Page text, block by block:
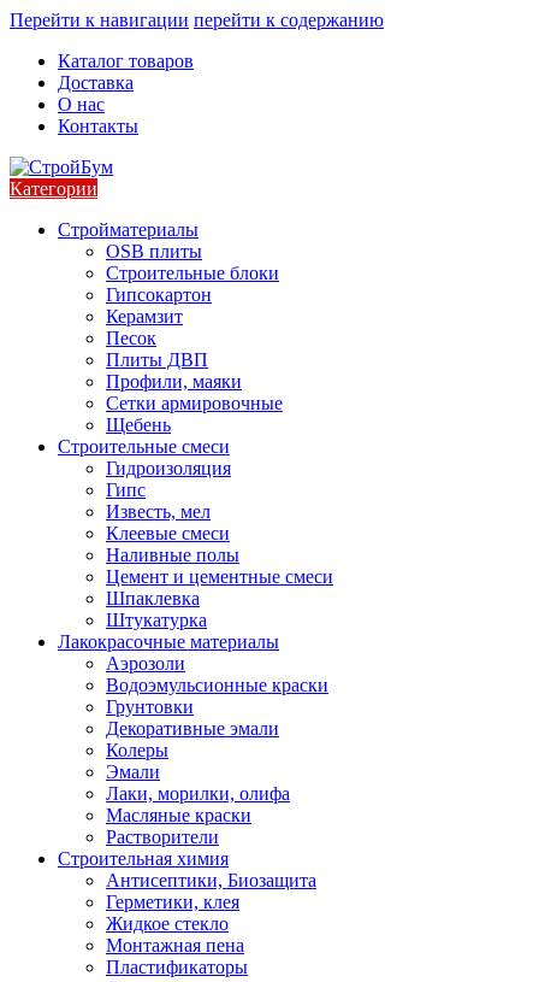
Перейти к навигации перейти к содержанию
Каталог товаров
Доставка
О нас
Контакты
Категории
Стройматериалы
OSB плиты
Строительные блоки
Гипсокартон
Керамзит
Песок
Плиты ДВП
Профили, маяки
Сетки армировочные
Щебень
Строительные смеси
Гидроизоляция
Гипс
Известь, мел
Клеевые смеси
Наливные полы
Цемент и цементные смеси
Шпаклевка
Штукатурка
Лакокрасочные материалы
Аэрозоли
Водоэмульсионные краски
Грунтовки
Декоративные эмали
Колеры
Эмали
Лаки, морилки, олифа
Масляные краски
Растворители
Строительная химия
Антисептики, Биозащита
Герметики, клея
Жидкое стекло
Монтажная пена
Пластификаторы